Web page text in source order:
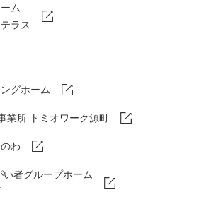
ム
ラス
グホーム
業所 トミオワーク源町
わ
者グループホーム